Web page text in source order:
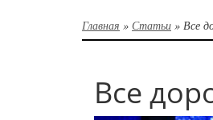
Главная » Статьи » Все
Все